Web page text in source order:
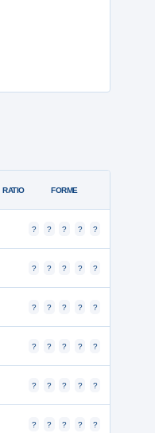
RATIO FORME
? ? ? ? ?
? ? ? ? ?
? ? ? ? ?
? ? ? ? ?
? ? ? ? ?
? ? ? ? ?